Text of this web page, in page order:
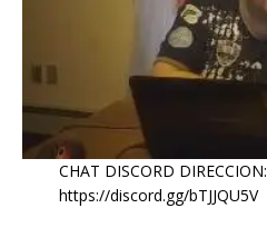
CHAT DISCORD DIRECCION:
https://discord.gg/bTJJQU5V